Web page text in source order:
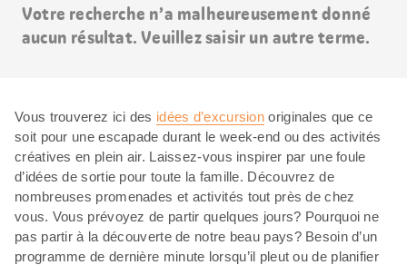
Votre recherche n’a malheureusement donné
aucun résultat. Veuillez saisir un autre terme.
Vous trouverez ici des idées d’excursion originales que ce
soit pour une escapade durant le week-end ou des activités
créatives en plein air. Laissez-vous inspirer par une foule
d’idées de sortie pour toute la famille. Découvrez de
nombreuses promenades et activités tout près de chez
vous. Vous prévoyez de partir quelques jours? Pourquoi ne
pas partir à la découverte de notre beau pays? Besoin d’un
programme de dernière minute lorsqu’il pleut ou de planifier